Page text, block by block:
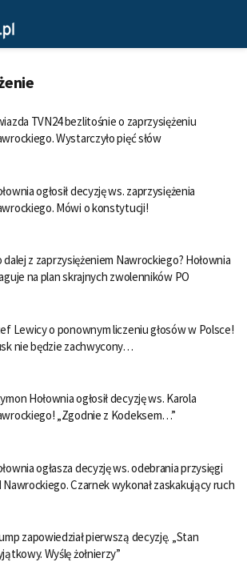
TVN24 bezlitośnie o zaprzysiężeniu
Wystarczyło pięć słów
ogłosił decyzję ws. zaprzysiężenia
Mówi o konstytucji!
dalej z zaprzysiężeniem Nawrockiego? Hołownia
na plan skrajnych zwolenników PO
Lewicy o ponownym liczeniu głosów w Polsce!
nie będzie zachwycony…
Hołownia ogłosił decyzję ws. Karola
„Zgodnie z Kodeksem…”
ogłasza decyzję ws. odebrania przysięgi
Nawrockiego. Czarnek wykonał zaskakujący ruch
zapowiedział pierwszą decyzję. „Stan
Wyślę żołnierzy”